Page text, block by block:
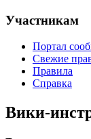
Участникам
Портал
Свежие
Правила
Справка
Вики-